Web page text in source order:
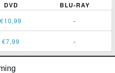
DVD BLU-RAY
€10,99 -
€7,99 -